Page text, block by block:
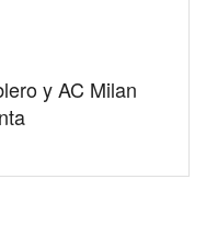
y AC Milan